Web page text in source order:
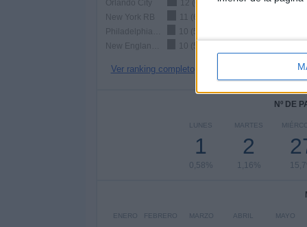
Orlando City
12 (6,98%)
New York RB
11 (6,4%)
10 (5,81%)
10 (5,81%)
Ver ranking completo
Nº DE
LUNES
1
0,58%
MARTES
2
1,16%
ENERO FEBRERO MARZO ABRIL MAYO